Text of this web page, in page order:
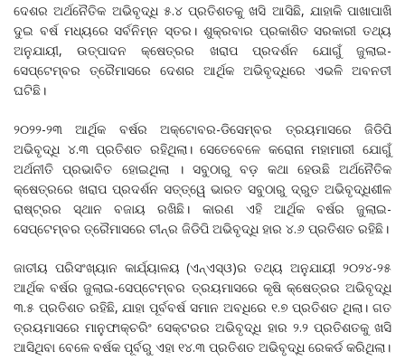
ଦେଶର ଅର୍ଥନୈତିକ ଅଭିବୃଦ୍ଧି ୫.୪ ପ୍ରତିଶତକୁ ଖସି ଆସିଛି, ଯାହାକି ପାଖାପାଖି
ଦୁଇ ବର୍ଷ ମଧ୍ୟରେ ସର୍ବନିମ୍ନ ସ୍ତର। ଶୁକ୍ରବାର ପ୍ରକାଶିତ ସରକାରୀ ତଥ୍ୟ
ଅନୁଯାୟୀ, ଉତ୍ପାଦନ କ୍ଷେତ୍ରର ଖରାପ ପ୍ରଦର୍ଶନ ଯୋଗୁଁ ଜୁଲାଇ-
ସେପ୍ଟେମ୍ବର ତ୍ରୈମାସରେ ଦେଶର ଆର୍ଥିକ ଅଭିବୃଦ୍ଧିରେ ଏଭଳି ଅବନତୀ
ଘଟିଛି।
୨୦୨୨-୨୩ ଆର୍ଥିକ ବର୍ଷର ଅକ୍ଟୋବର-ଡିସେମ୍ବର ତ୍ରୟମାସରେ ଜିଡିପି
ଅଭିବୃଦ୍ଧି ୪.୩ ପ୍ରତିଶତ ରହିଥିଲା। ସେତେବେଳେ କରୋନା ମହାମାରୀ ଯୋଗୁଁ
ଅର୍ଥନୀତି ପ୍ରଭାବିତ ହୋଇଥିଲା । ସବୁଠାରୁ ବଡ଼ କଥା ହେଉଛି ଅର୍ଥନୈତିକ
କ୍ଷେତ୍ରରେ ଖରାପ ପ୍ରଦର୍ଶନ ସତ୍ତ୍ୱେ ଭାରତ ସବୁଠାରୁ ଦ୍ରୁତ ଅଭିବୃଦ୍ଧିଶୀଳ
ରାଷ୍ଟ୍ରର ସ୍ଥାନ ବଜାୟ ରଖିଛି। କାରଣ ଏହି ଆର୍ଥିକ ବର୍ଷର ଜୁଲାଇ-
ସେପ୍ଟେମ୍ବର ତ୍ରୈମାସରେ ଚୀନ୍‌ର ଜିଡିପି ଅଭିବୃଦ୍ଧି ହାର ୪.୬ ପ୍ରତିଶତ ରହିଛି।
ଜାତୀୟ ପରିସଂଖ୍ୟାନ କାର୍ଯ୍ୟାଳୟ (ଏନ୍ଏସ୍ଓ)ର ତଥ୍ୟ ଅନୁଯାୟୀ ୨୦୨୪-୨୫
ଆର୍ଥିକ ବର୍ଷର ଜୁଲାଇ-ସେପ୍ଟେମ୍ବର ତ୍ରୟମାସରେ କୃଷି କ୍ଷେତ୍ରର ଅଭିବୃଦ୍ଧି
୩.୫ ପ୍ରତିଶତ ରହିଛି, ଯାହା ପୂର୍ବବର୍ଷ ସମାନ ଅବଧିରେ ୧.୭ ପ୍ରତିଶତ ଥିଲା। ଗତ
ତ୍ରୟମାସରେ ମାନୁଫାକ୍ଚରିଂ ସେକ୍ଟରର ଅଭିବୃଦ୍ଧି ହାର ୨.୨ ପ୍ରତିଶତକୁ ଖସି
ଆସିଥିବା ବେଳେ ବର୍ଷକ ପୂର୍ବରୁ ଏହା ୧୪.୩ ପ୍ରତିଶତ ଅଭିବୃଦ୍ଧି ରେକର୍ଡ କରିଥିଲା।